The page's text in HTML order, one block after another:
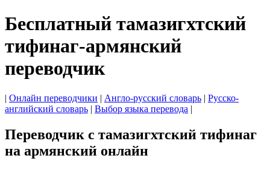
Бесплатный тамазигхтский
тифинаг-армянский
переводчик
| Онлайн переводчики | Англо-русский словарь | Русско-
английский словарь | Выбор языка перевода |
Переводчик с тамазигхтский тифинаг
на армянский онлайн